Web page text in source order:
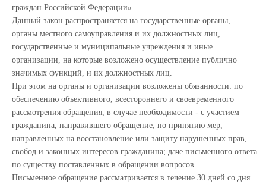
граждан Российской Федерации».
Данный закон распространяется на государственные органы,
органы местного самоуправления и их должностных лиц,
государственные и муниципальные учреждения и иные
организации, на которые возложено осуществление публично
значимых функций, и их должностных лиц.
При этом на органы и организации возложены обязанности: по
обеспечению объективного, всестороннего и своевременного
рассмотрения обращения, в случае необходимости - с участием
гражданина, направившего обращение; по принятию мер,
направленных на восстановление или защиту нарушенных прав,
свобод и законных интересов гражданина; даче письменного ответа
по существу поставленных в обращении вопросов.
Письменное обращение рассматривается в течение 30 дней со дня